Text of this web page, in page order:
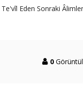
Eden Sonraki
0